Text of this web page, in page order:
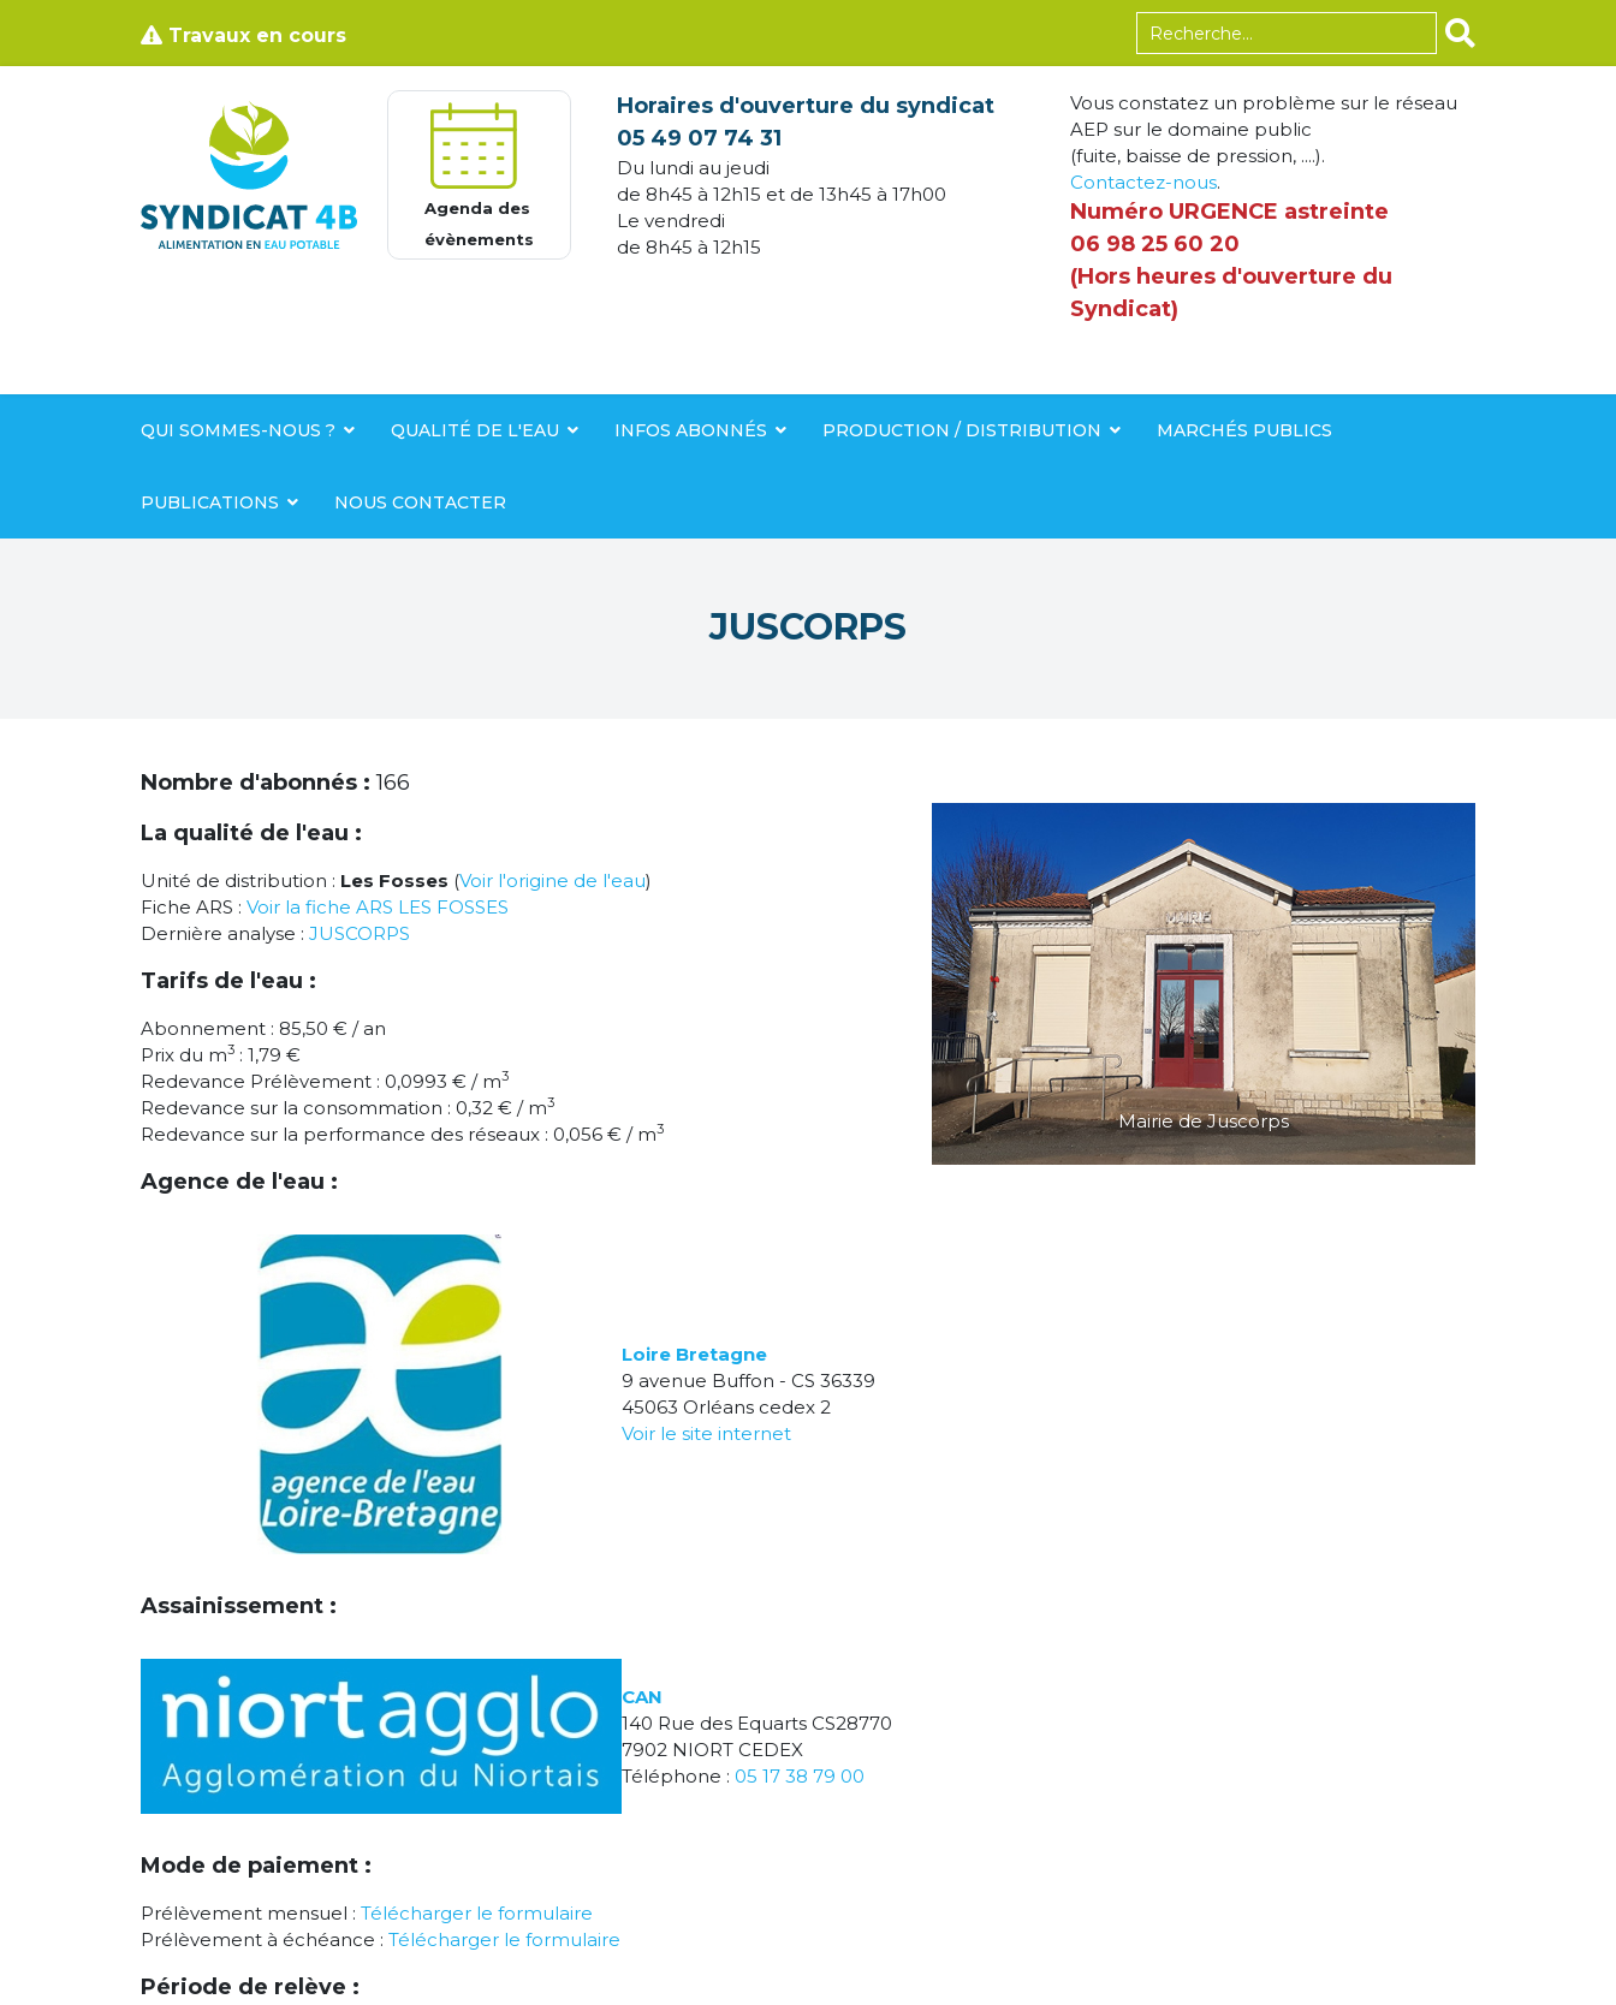
Travaux en cours Rechercher
Agenda des
évènements
Horaires d'ouverture du syndicat
05 49 07 74 31
Du lundi au jeudi
de 8h45 à 12h15 et de 13h45 à 17h00
Le vendredi
de 8h45 à 12h15
Vous constatez un problème sur le réseau
AEP sur le domaine public
(fuite, baisse de pression, ....).
Contactez-nous.
Numéro URGENCE astreinte
06 98 25 60 20
(Hors heures d'ouverture du
Syndicat)
QUI SOMMES-NOUS ? QUALITÉ DE L'EAU INFOS ABONNÉS PRODUCTION / DISTRIBUTION MARCHÉS PUBLICS
PUBLICATIONS NOUS CONTACTER
JUSCORPS
Nombre d'abonnés :166
La qualité de l'eau :
Unité de distribution : Les Fosses (Voir l'origine de l'eau)
Fiche ARS : Voir la fiche ARS LES FOSSES
Dernière analyse : JUSCORPS
Tarifs de l'eau :
Abonnement : 85,50 € / an
Prix du m3 : 1,79 €
Redevance Prélèvement : 0,0993 € / m3
Redevance sur la consommation : 0,32 € / m3
Redevance sur la performance des réseaux : 0,056 € / m3
Agence de l'eau :
Loire Bretagne
9 avenue Buffon - CS 36339
45063 Orléans cedex 2
Voir le site internet
Assainissement :
CAN
140 Rue des Equarts CS28770
7902 NIORT CEDEX
Téléphone : 05 17 38 79 00
Mode de paiement :
Prélèvement mensuel : Télécharger le formulaire
Prélèvement à échéance : Télécharger le formulaire
Période de relève :
Mairie de Juscorps